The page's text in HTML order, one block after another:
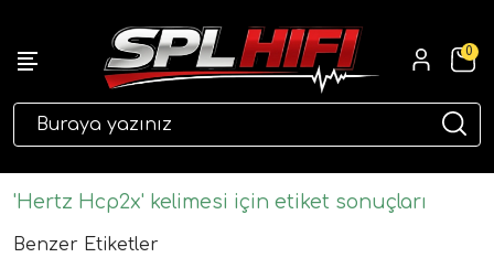
0
'Hertz Hcp2x' kelimesi için etiket sonuçları
Benzer Etiketler